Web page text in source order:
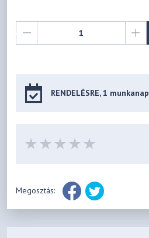
RENDELÉSRE, 1 munkanap
Megosztás: